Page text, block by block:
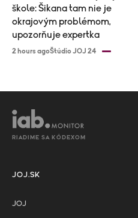
škole: Šikana tam nie je
okrajovým problémom,
upozorňuje expertka
2 hours agoŠtúdio JOJ 24
RIADIME SA KÓDEXOM
JOJ.SK
JOJ